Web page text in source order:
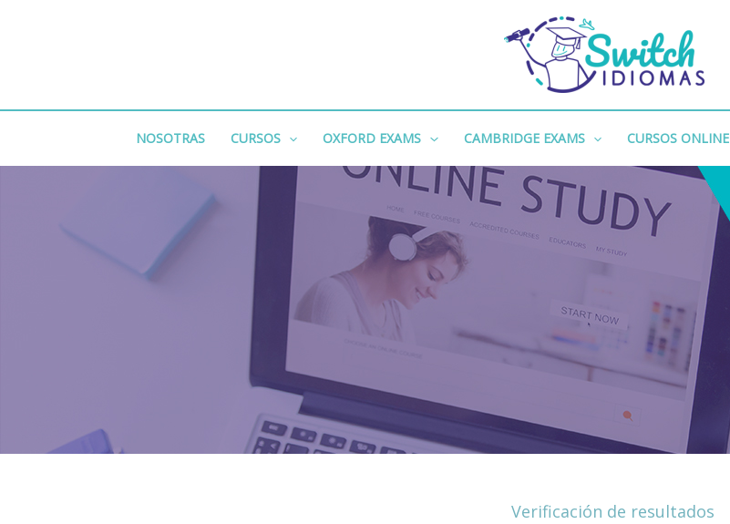
NOSOTRAS CURSOS OXFORD EXAMS CAMBRIDGE EXAMS CURSOS ONLINE
Verificación de resultados